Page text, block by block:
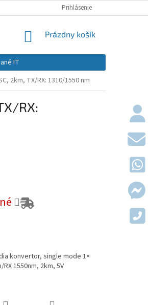
OBCHODNÉ
Prihlásenie
NÁKUPNÝ KOŠÍK
Prázdny košík
IT
2km, TX/RX: 1310/1550 nm
RX:
konvertor, single mode 1×
RX 1550nm, 2km, 5V